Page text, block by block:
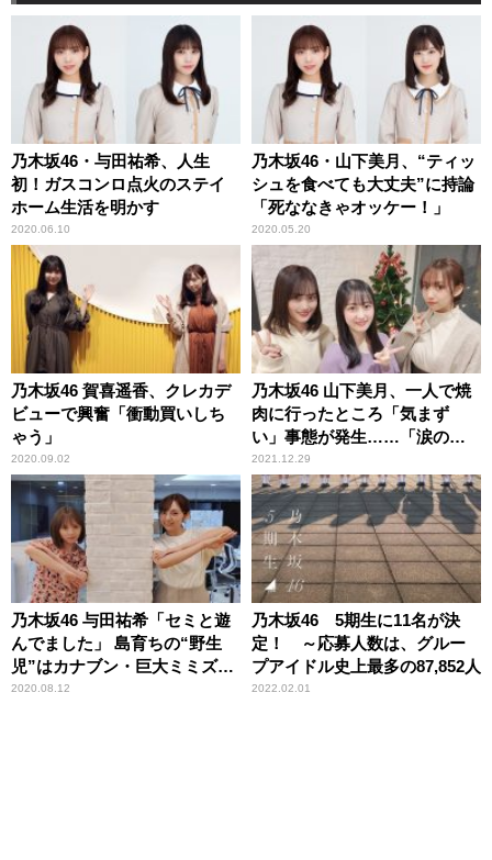
乃木坂46・与田祐希、人生
初！ガスコンロ点火のステイ
ホーム生活を明かす
2020.06.10
乃木坂46・山下美月、“ティッ
シュを食べても大丈夫”に持論
「死ななきゃオッケー！」
2020.05.20
乃木坂46 賀喜遥香、クレカデ
ビューで興奮「衝動買いしち
ゃう」
2020.09.02
乃木坂46 山下美月、一人で焼
肉に行ったところ「気まず
い」事態が発生……「涙の味
がしました」
2021.12.29
乃木坂46 与田祐希「セミと遊
んでました」 島育ちの“野生
児”はカナブン・巨大ミミズも
大丈夫
2020.08.12
乃木坂46 5期生に11名が決
定！ ～応募人数は、グルー
プアイドル史上最多の87,852人
2022.02.01